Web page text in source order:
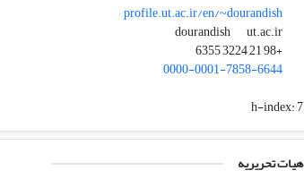
profile.ut.ac.ir/en/~dourandish
dourandish
ut.ac.ir
+98 21 3224 6355
0000-0001-7858-6644
h-index:7
هیات تحریریه